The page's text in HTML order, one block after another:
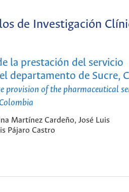
de Investigación
la prestación del servicio
departamento de Sucre,
provision of the pharmaceutical
Martínez Cardeño, José Luis
Pájaro Castro